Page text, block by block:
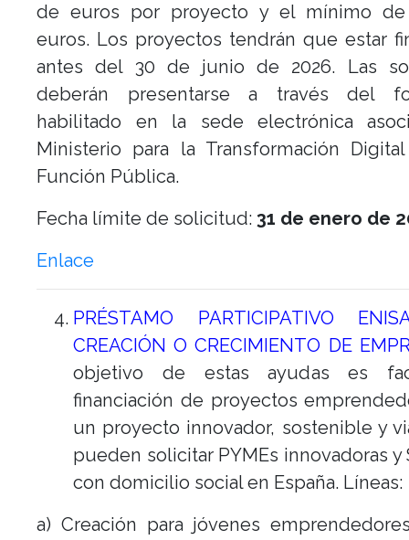
de euros por proyecto y el mínimo de
euros. Los proyectos tendrán que estar
antes del 30 de junio de 2026. Las
deberán presentarse a través del
habilitado en la sede electrónica
Ministerio para la Transformación
Función Pública.
Fecha límite de solicitud: 31 de enero de
Enlace
PRÉSTAMO PARTICIPATIVO
CREACIÓN O CRECIMIENTO DE
objetivo de estas ayudas es
financiación de proyectos
un proyecto innovador, sostenible y
pueden solicitar PYMEs innovadoras y
con domicilio social en España. Líneas:
a) Creación para jóvenes